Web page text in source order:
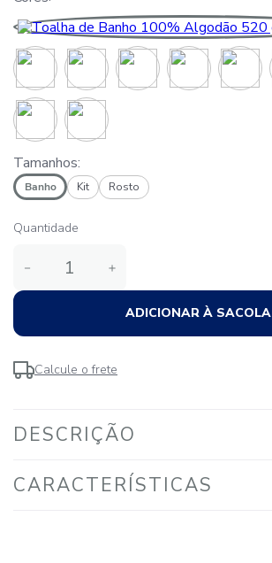
Tamanhos:
Banho Kit Rosto
Quantidade
＋
－
ADICIONAR À SACOLA
Calcule o frete
DESCRIÇÃO
CARACTERÍSTICAS